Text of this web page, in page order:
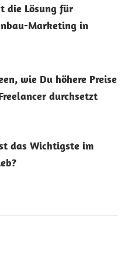
die Lösung für
Marketing in
2024wie Du höhere Preise
durchsetzt
2023
das Wichtigste im